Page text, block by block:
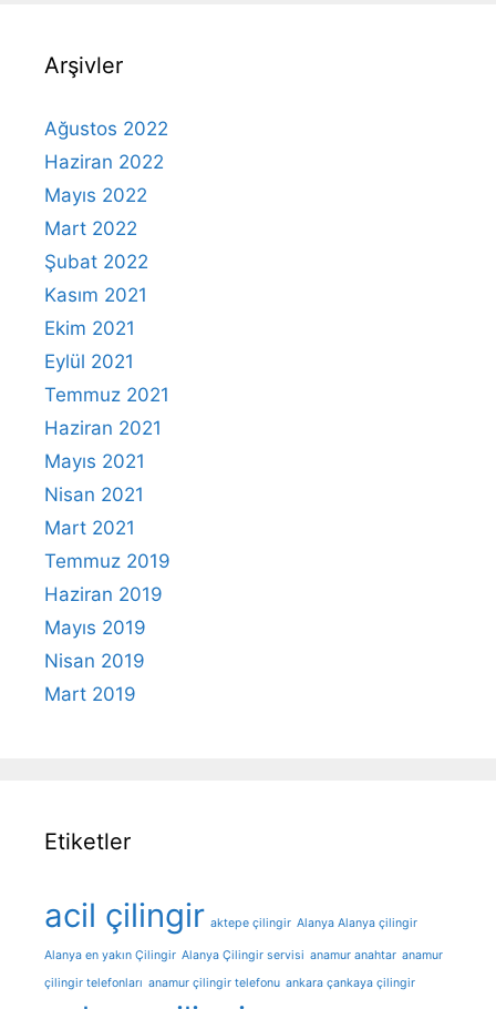
Arşivler
Ağustos 2022
Haziran 2022
Mayıs 2022
Mart 2022
Şubat 2022
Kasım 2021
Ekim 2021
Eylül 2021
Temmuz 2021
Haziran 2021
Mayıs 2021
Nisan 2021
Mart 2021
Temmuz 2019
Haziran 2019
Mayıs 2019
Nisan 2019
Mart 2019
Etiketler
acil çilingir aktepe çilingir Alanya Alanya çilingir
Alanya en yakın Çilingir Alanya Çilingir servisi anamur anahtar anamur
çilingir telefonları anamur çilingir telefonu ankara çankaya çilingir